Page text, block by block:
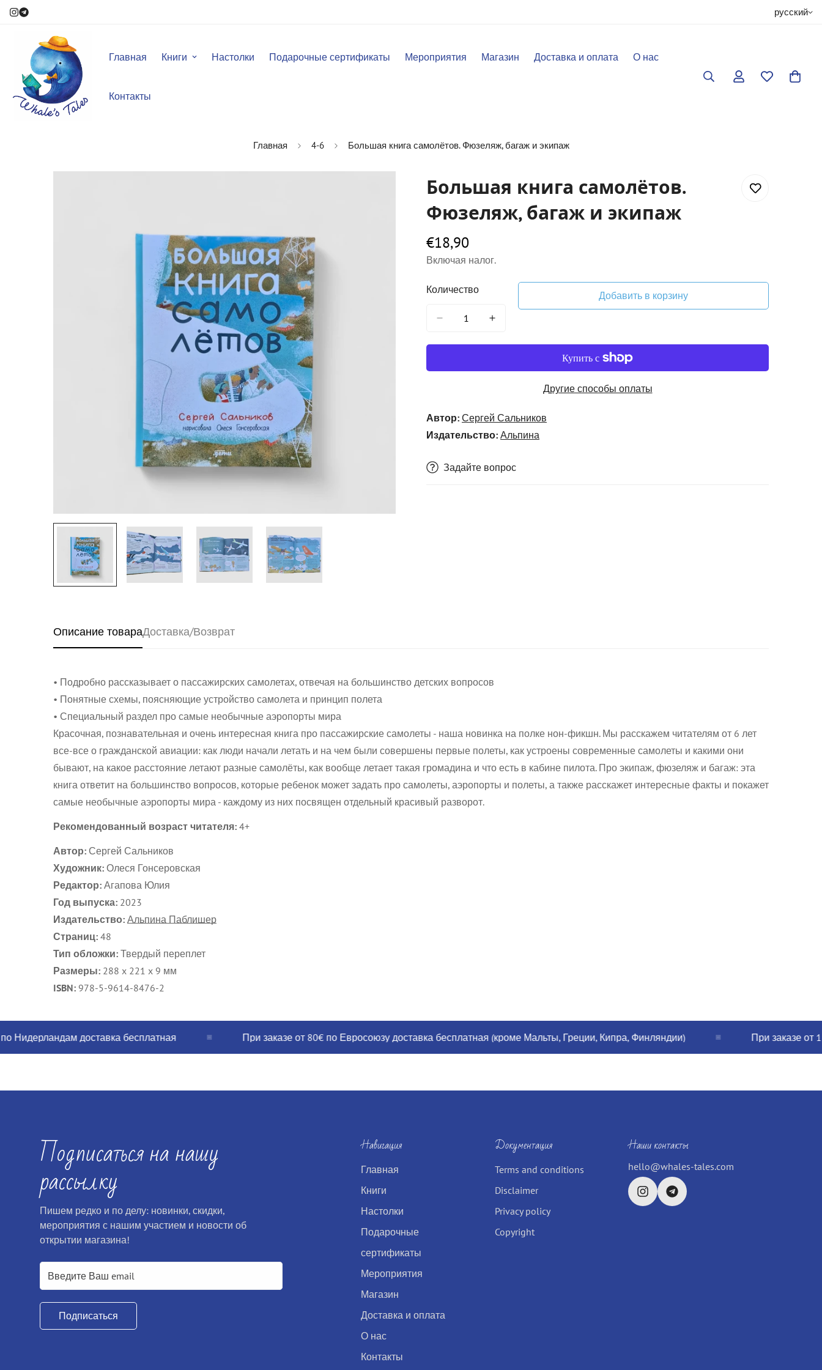
русский
Главная Книги Настолки Подарочные сертификаты Мероприятия Магазин Доставка и оплата О нас
Контакты
Главная 4-6 Большая книга самолётов. Фюзеляж, багаж и экипаж
Большая книга самолётов.
Фюзеляж, багаж и экипаж
Обычная
цена
€18,90
Включая налог.
Количество Добавить в корзину
Другие способы оплаты
Автор: Сергей Сальников
Издательство: Альпина
Задайте вопрос
Описание товараДоставка/Возврат
• Подробно рассказывает о пассажирских самолетах, отвечая на большинство детских вопросов
• Понятные схемы, поясняющие устройство самолета и принцип полета
• Специальный раздел про самые необычные аэропорты мира
Красочная, познавательная и очень интересная книга про пассажирские самолеты - наша новинка на полке нон-фикшн. Мы расскажем читателям от 6 лет
все-все о гражданской авиации: как люди начали летать и на чем были совершены первые полеты, как устроены современные самолеты и какими они
бывают, на какое расстояние летают разные самолёты, как вообще летает такая громадина и что есть в кабине пилота. Про экипаж, фюзеляж и багаж: эта
книга ответит на большинство вопросов, которые ребенок может задать про самолеты, аэропорты и полеты, а также расскажет интересные факты и покажет
самые необычные аэропорты мира - каждому из них посвящен отдельный красивый разворот.
Рекомендованный возраст читателя: 4+
Автор: Сергей Сальников
Художник: Олеся Гонсеровская
Редактор: Агапова Юлия
Год выпуска: 2023
Издательство: Альпина Паблишер
Страниц: 48
Тип обложки: Твердый переплет
Размеры: 288 x 221 x 9 мм
ISBN: 978-5-9614-8476-2
доставка бесплатная При заказе от 80€ по Евросоюзу доставка бесплатная (кроме Мальты, Греции, Кипра, Финляндии) При заказе от
Подписаться на нашу
рассылку
Пишем редко и по делу: новинки, скидки,
мероприятия с нашим участием и новости об
открытии магазина!
Подписаться
Навигация
Главная
Книги
Настолки
Подарочные
сертификаты
Мероприятия
Магазин
Доставка и оплата
О нас
Контакты
Документация
Terms and conditions
Disclaimer
Privacy policy
Copyright
Наши контакты
hello@whales-tales.com
Confirm your age
Are you 18 years old or older?
No, I'm not Yes, I am